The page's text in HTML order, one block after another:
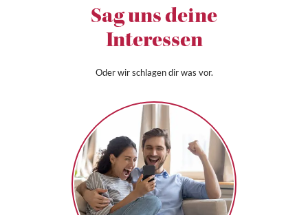
Sag uns deine
Interessen
Oder wir schlagen dir was vor.